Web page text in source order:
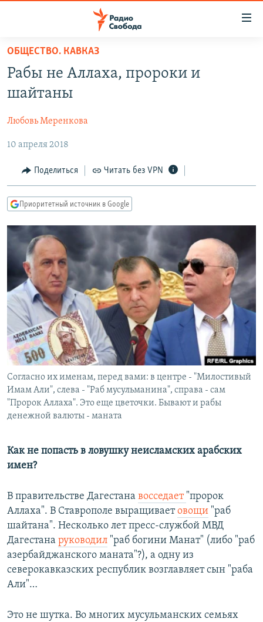
упрощенного
доступа
Вернуться
основному
Вернутся
главной
навигации
Вернутся
поиску
ПРОГРАММЫ
ЦИТАТЫ СВОБОДЫ
МНЕНИЯ
КУЛЬТУРА
IDEL.РЕАЛИИ
КАВКАЗ.РЕАЛИИ
СЕВЕР.РЕАЛИИ
СИБИРЬ.РЕАЛИИ
РАСПИСАНИЕ ВЕЩАНИЯ
ПОДПИШИТЕСЬ НА РАССЫЛКУ
СОЦИАЛЬНЫЕ СЕТИ
Все сайты РСЕ/РС
ОБЩЕСТВО. КАВКАЗ
Рабы не Аллаха, пророки и
шайтаны
Любовь Меренкова
10 апреля 2018
Поделиться Читать без VPN
Приоритетный источник в Google
Согласно их именам, перед вами: в центре - "Милостивый
Имам Али", слева - "Раб мусульманина", справа - сам
"Пророк Аллаха". Это еще цветочки. Бывают и рабы
денежной валюты - маната
Как не попасть в ловушку неисламских арабских
имен?
В правительстве Дагестана восседает "пророк
Аллаха". В Ставрополе выращиваетовощи "раб
шайтана". Несколько лет пресс-службой МВД
Дагестана руководил "раб богини Манат" (либо "раб
азербайджанского маната"?), а одну из
северокавказских республик возглавляет сын "раба
Али"…
Это не шутка. Во многих мусульманских семьях